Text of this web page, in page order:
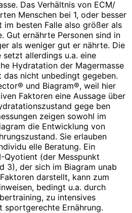
Das Verhältnis von ECM/
Menschen bei 1, oder besser
im besten Falle also größer als
Gut ernährte Personen sind in
als weniger gut er nährte. Die
setzt allerdings u.a. eine
Hydratation der Magermasse
nicht unbedingt gegeben.
und Biagram®, weil hier
Faktoren eine Aussage über
gege ben
zeigen sowohl im
die Entwicklung von
Sie erlauben
elle Beratung. Ein
Qyotient (der Messpunkt
3), der sich im Biagram unab
darstellt, kann zum
bedingt u.a. durch
zu intensives
sportgerechte Ernährung.